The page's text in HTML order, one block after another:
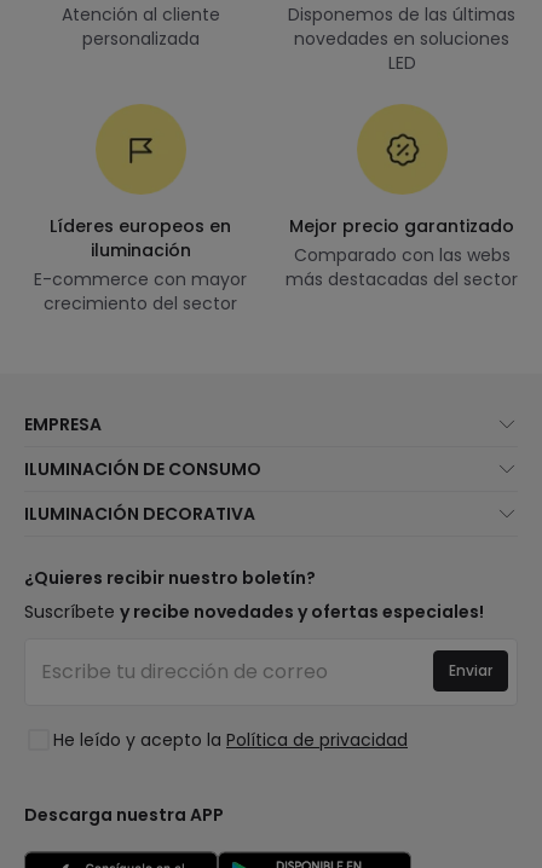
Atención al cliente
personalizada
Disponemos de las últimas
novedades en soluciones
LED
Líderes europeos en
iluminación
E-commerce con mayor
crecimiento del sector
Mejor precio garantizado
Comparado con las webs
más destacadas del sector
EMPRESA
Atención al cliente
Métodos de envío
¿Eres profesional?
Tiendas
Preguntas frecuentes
Iniciar sesión
ILUMINACIÓN DE CONSUMO
Marcas
Calculadora de ahorro LED
Presupuestos
Iluminación para empresas
ILUMINACIÓN DECORATIVA
Top Marcas
Espacios
Colecciones
LoveYouGreen
¿Quieres recibir nuestro boletín?
Suscríbete y recibe novedades y ofertas especiales!
He leído y acepto la Política de privacidad
Enviar
Descarga nuestra APP